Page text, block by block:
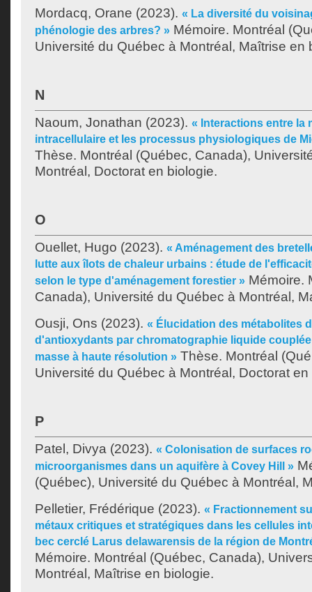
Mordacq, Orane (2023). « La diversité du
phénologie des arbres? » Mémoire. Montréal
Université du Québec à Montréal, Maîtrise en
N
Naoum, Jonathan (2023). « Interactions entre la
intracellulaire et les processus physiologiques de
Thèse. Montréal (Québec, Canada),
Montréal, Doctorat en biologie.
O
Ouellet, Hugo (2023). « Aménagement des
lutte aux îlots de chaleur urbains : étude de
selon le type d'aménagement forestier » Mémoire.
Canada), Université du Québec à Montréal,
Ousji, Ons (2023). « Élucidation des métabolites
d'antioxydants par chromatographie liquide
masse à haute résolution » Thèse. Montréal
Université du Québec à Montréal, Doctorat
P
Patel, Divya (2023). « Colonisation de surfaces
microorganismes dans un aquifère à Covey Hill »
(Québec), Université du Québec à Montréal,
Pelletier, Frédérique (2023). « Fractionnement
métaux critiques et stratégiques dans les cellules
bec cerclé Larus delawarensis de la région de
Mémoire. Montréal (Québec, Canada),
Montréal, Maîtrise en biologie.